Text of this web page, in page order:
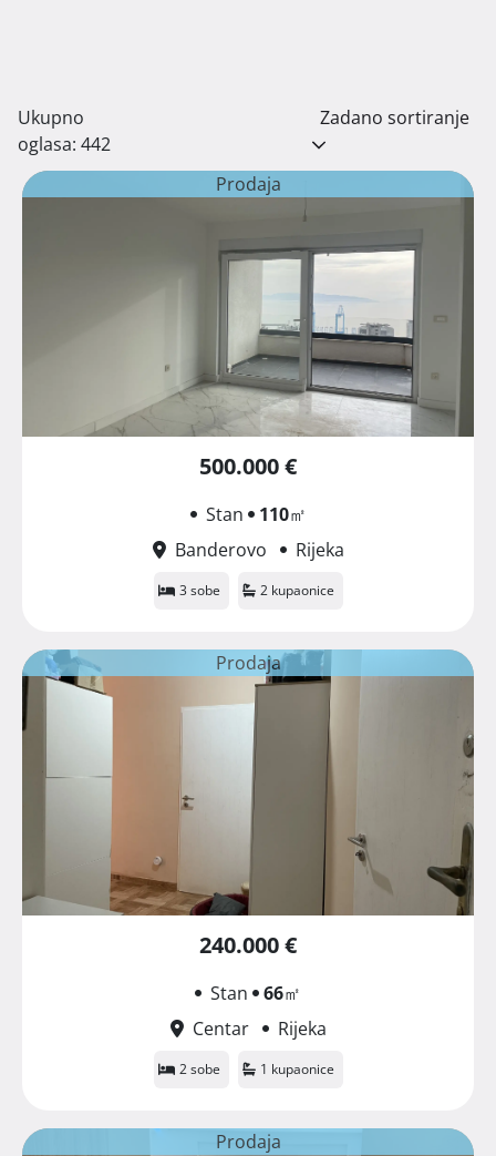
Ukupno
oglasa: 442
Zadano sortiranje
Prodaja
500.000 €
Stan 110㎡
Banderovo
Rijeka
3 sobe 2 kupaonice
Prodaja
240.000 €
Stan 66㎡
Centar
Rijeka
2 sobe 1 kupaonice
Prodaja